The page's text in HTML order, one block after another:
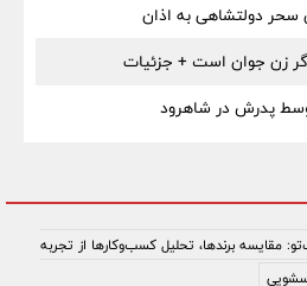
سحر دولتشاهی به اذان
زن جوان است + جزئیات
پدرش در شاهرود
مقایسه برندها، تحلیل کسب‌وکارها از تجربه